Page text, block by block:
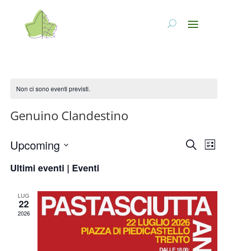
Non ci sono eventi previsti.
Genuino Clandestino
Eventi
CercaLista
Upcoming
la
Ultimi eventi | Eventi
LUG
22
2026